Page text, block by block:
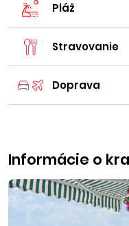
Pláž
Stravovanie
Doprava
Informácie o